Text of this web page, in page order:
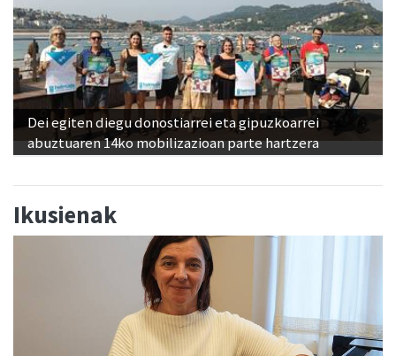
Dei egiten diegu donostiarrei eta gipuzkoarrei
abuztuaren 14ko mobilizazioan parte hartzera
Ikusienak